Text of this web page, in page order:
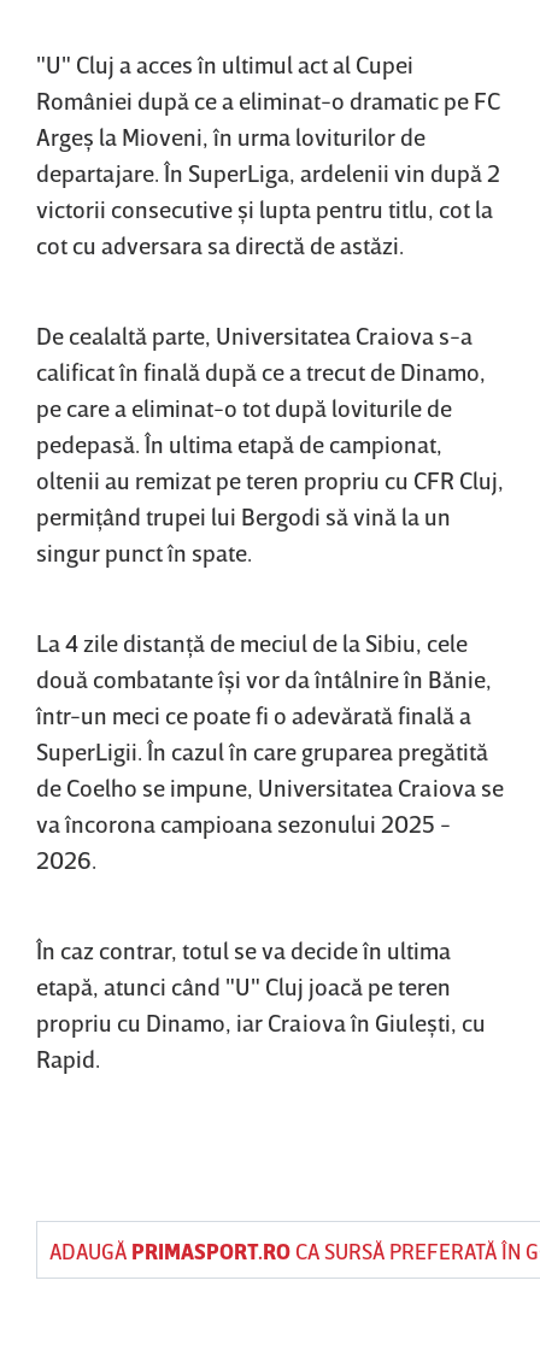
"U" Cluj a acces în ultimul act al Cupei
României după ce a eliminat-o dramatic pe FC
Argeş la Mioveni, în urma loviturilor de
departajare. În SuperLiga, ardelenii vin după 2
victorii consecutive şi lupta pentru titlu, cot la
cot cu adversara sa directă de astăzi.
De cealaltă parte, Universitatea Craiova s-a
calificat în finală după ce a trecut de Dinamo,
pe care a eliminat-o tot după loviturile de
pedepasă. În ultima etapă de campionat,
oltenii au remizat pe teren propriu cu CFR Cluj,
permiţând trupei lui Bergodi să vină la un
singur punct în spate.
La 4 zile distanţă de meciul de la Sibiu, cele
două combatante îşi vor da întâlnire în Bănie,
într-un meci ce poate fi o adevărată finală a
SuperLigii. În cazul în care gruparea pregătită
de Coelho se impune, Universitatea Craiova se
va încorona campioana sezonului 2025 -
2026.
În caz contrar, totul se va decide în ultima
etapă, atunci când "U" Cluj joacă pe teren
propriu cu Dinamo, iar Craiova în Giuleşti, cu
Rapid.
ADAUGĂ PRIMASPORT.ROCA SURSĂ PREFERATĂ ÎN